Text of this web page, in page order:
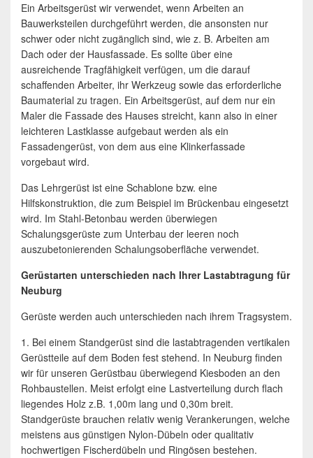
Ein Arbeitsgerüst wir verwendet, wenn Arbeiten an
Bauwerksteilen durchgeführt werden, die ansonsten nur
schwer oder nicht zugänglich sind, wie z. B. Arbeiten am
Dach oder der Hausfassade. Es sollte über eine
ausreichende Tragfähigkeit verfügen, um die darauf
schaffenden Arbeiter, ihr Werkzeug sowie das erforderliche
Baumaterial zu tragen. Ein Arbeitsgerüst, auf dem nur ein
Maler die Fassade des Hauses streicht, kann also in einer
leichteren Lastklasse aufgebaut werden als ein
Fassadengerüst, von dem aus eine Klinkerfassade
vorgebaut wird.
Das Lehrgerüst ist eine Schablone bzw. eine
Hilfskonstruktion, die zum Beispiel im Brückenbau eingesetzt
wird. Im Stahl-Betonbau werden überwiegen
Schalungsgerüste zum Unterbau der leeren noch
auszubetonierenden Schalungsoberfläche verwendet.
Gerüstarten unterschieden nach Ihrer Lastabtragung für
Neuburg
Gerüste werden auch unterschieden nach ihrem Tragsystem.
1. Bei einem Standgerüst sind die lastabtragenden vertikalen
Gerüstteile auf dem Boden fest stehend. In Neuburg finden
wir für unseren Gerüstbau überwiegend Kiesboden an den
Rohbaustellen. Meist erfolgt eine Lastverteilung durch flach
liegendes Holz z.B. 1,00m lang und 0,30m breit.
Standgerüste brauchen relativ wenig Verankerungen, welche
meistens aus günstigen Nylon-Dübeln oder qualitativ
hochwertigen Fischerdübeln und Ringösen bestehen.